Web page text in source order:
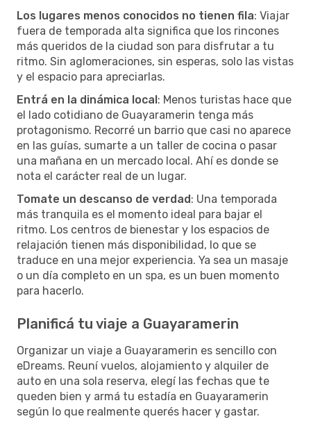
Los lugares menos conocidos no tienen fila: Viajar
fuera de temporada alta significa que los rincones
más queridos de la ciudad son para disfrutar a tu
ritmo. Sin aglomeraciones, sin esperas, solo las vistas
y el espacio para apreciarlas.
Entrá en la dinámica local: Menos turistas hace que
el lado cotidiano de Guayaramerin tenga más
protagonismo. Recorré un barrio que casi no aparece
en las guías, sumarte a un taller de cocina o pasar
una mañana en un mercado local. Ahí es donde se
nota el carácter real de un lugar.
Tomate un descanso de verdad: Una temporada
más tranquila es el momento ideal para bajar el
ritmo. Los centros de bienestar y los espacios de
relajación tienen más disponibilidad, lo que se
traduce en una mejor experiencia. Ya sea un masaje
o un día completo en un spa, es un buen momento
para hacerlo.
Planificá tu viaje a Guayaramerin
Organizar un viaje a Guayaramerin es sencillo con
eDreams. Reuní vuelos, alojamiento y alquiler de
auto en una sola reserva, elegí las fechas que te
queden bien y armá tu estadía en Guayaramerin
según lo que realmente querés hacer y gastar.